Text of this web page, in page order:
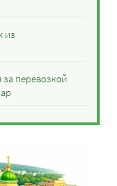
из
перевозкой